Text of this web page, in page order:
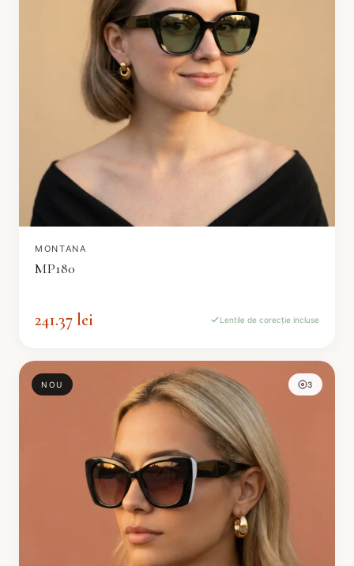
MONTANA
MP180
241.37 lei Lentile de corecție incluse
NOU 3